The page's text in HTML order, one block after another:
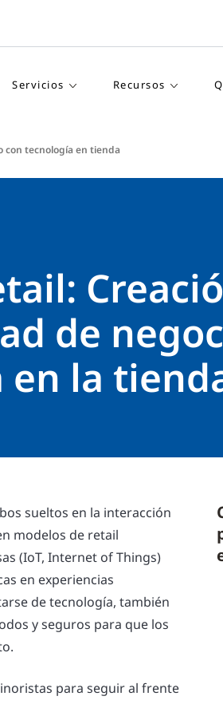
Servicios Recursos
con tecnología en tienda
de
la
sueltos en la interacción
modelos de retail
(IoT, Internet of Things)
en experiencias
de tecnología, también
y seguros para que los
para seguir al frente